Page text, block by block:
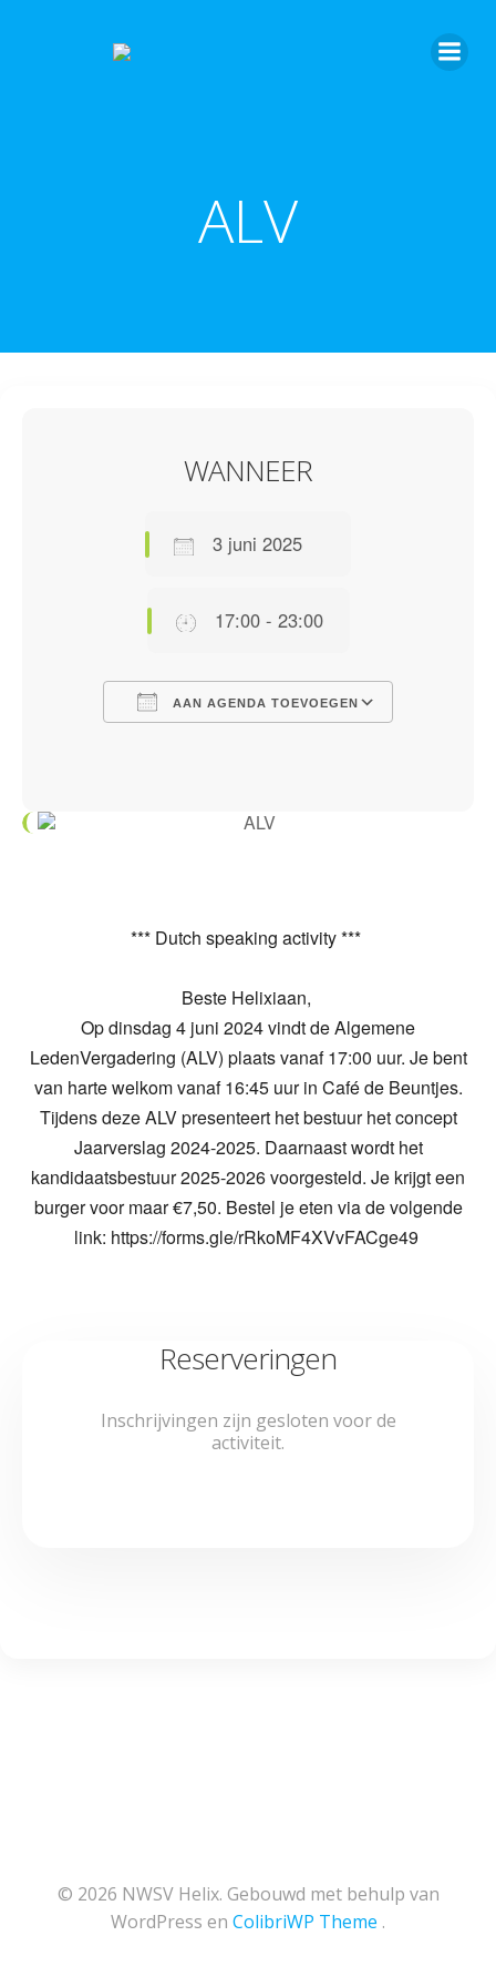
ALV
WANNEER
3 juni 2025
17:00 - 23:00
AAN AGENDA TOEVOEGEN
*** Dutch speaking activity ***
Beste Helixiaan,
Op dinsdag 4 juni 2024 vindt de Algemene
LedenVergadering (ALV) plaats vanaf 17:00 uur. Je bent
van harte welkom vanaf 16:45 uur in Café de Beuntjes.
Tijdens deze ALV presenteert het bestuur het concept
Jaarverslag 2024-2025. Daarnaast wordt het
kandidaatsbestuur 2025-2026 voorgesteld. Je krijgt een
burger voor maar €7,50. Bestel je eten via de volgende
link: https://forms.gle/rRkoMF4XVvFACge49
Reserveringen
Inschrijvingen zijn gesloten voor de
activiteit.
© 2026 NWSV Helix. Gebouwd met behulp van
WordPress en ColibriWP Theme .